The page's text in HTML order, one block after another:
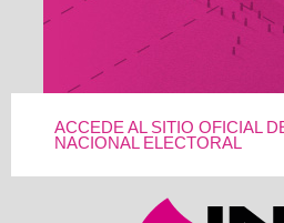
ACCEDE AL SITIO OFICIAL
NACIONAL ELECTORAL